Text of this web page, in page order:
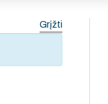
Grįžti